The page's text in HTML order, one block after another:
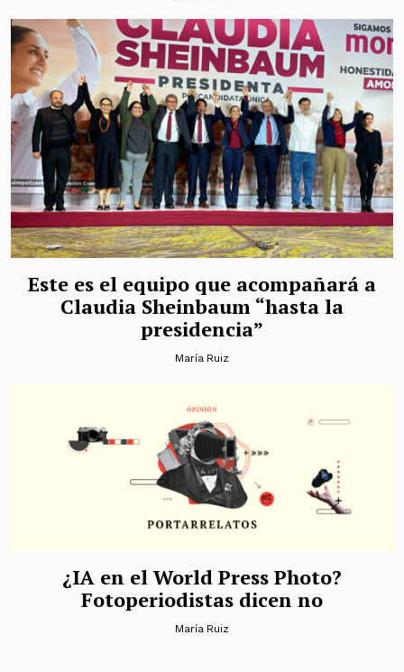
Este es el equipo que acompañará a
Claudia Sheinbaum “hasta la
presidencia”
María Ruiz
¿IA en el World Press Photo?
Fotoperiodistas dicen no
María Ruiz